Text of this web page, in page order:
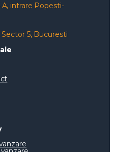
A, intrare Popesti-
Sector 5, Bucuresti